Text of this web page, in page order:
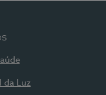
da Luz